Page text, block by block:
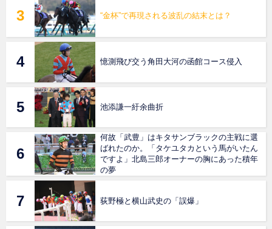
“金杯”で再現される波乱の結末とは？
憶測飛び交う角田大河の函館コース侵入
池添謙一紆余曲折
何故「武豊」はキタサンブラックの主戦に選
ばれたのか。「タケユタカという馬がいたん
ですよ」北島三郎オーナーの胸にあった積年
の夢
荻野極と横山武史の「誤爆」